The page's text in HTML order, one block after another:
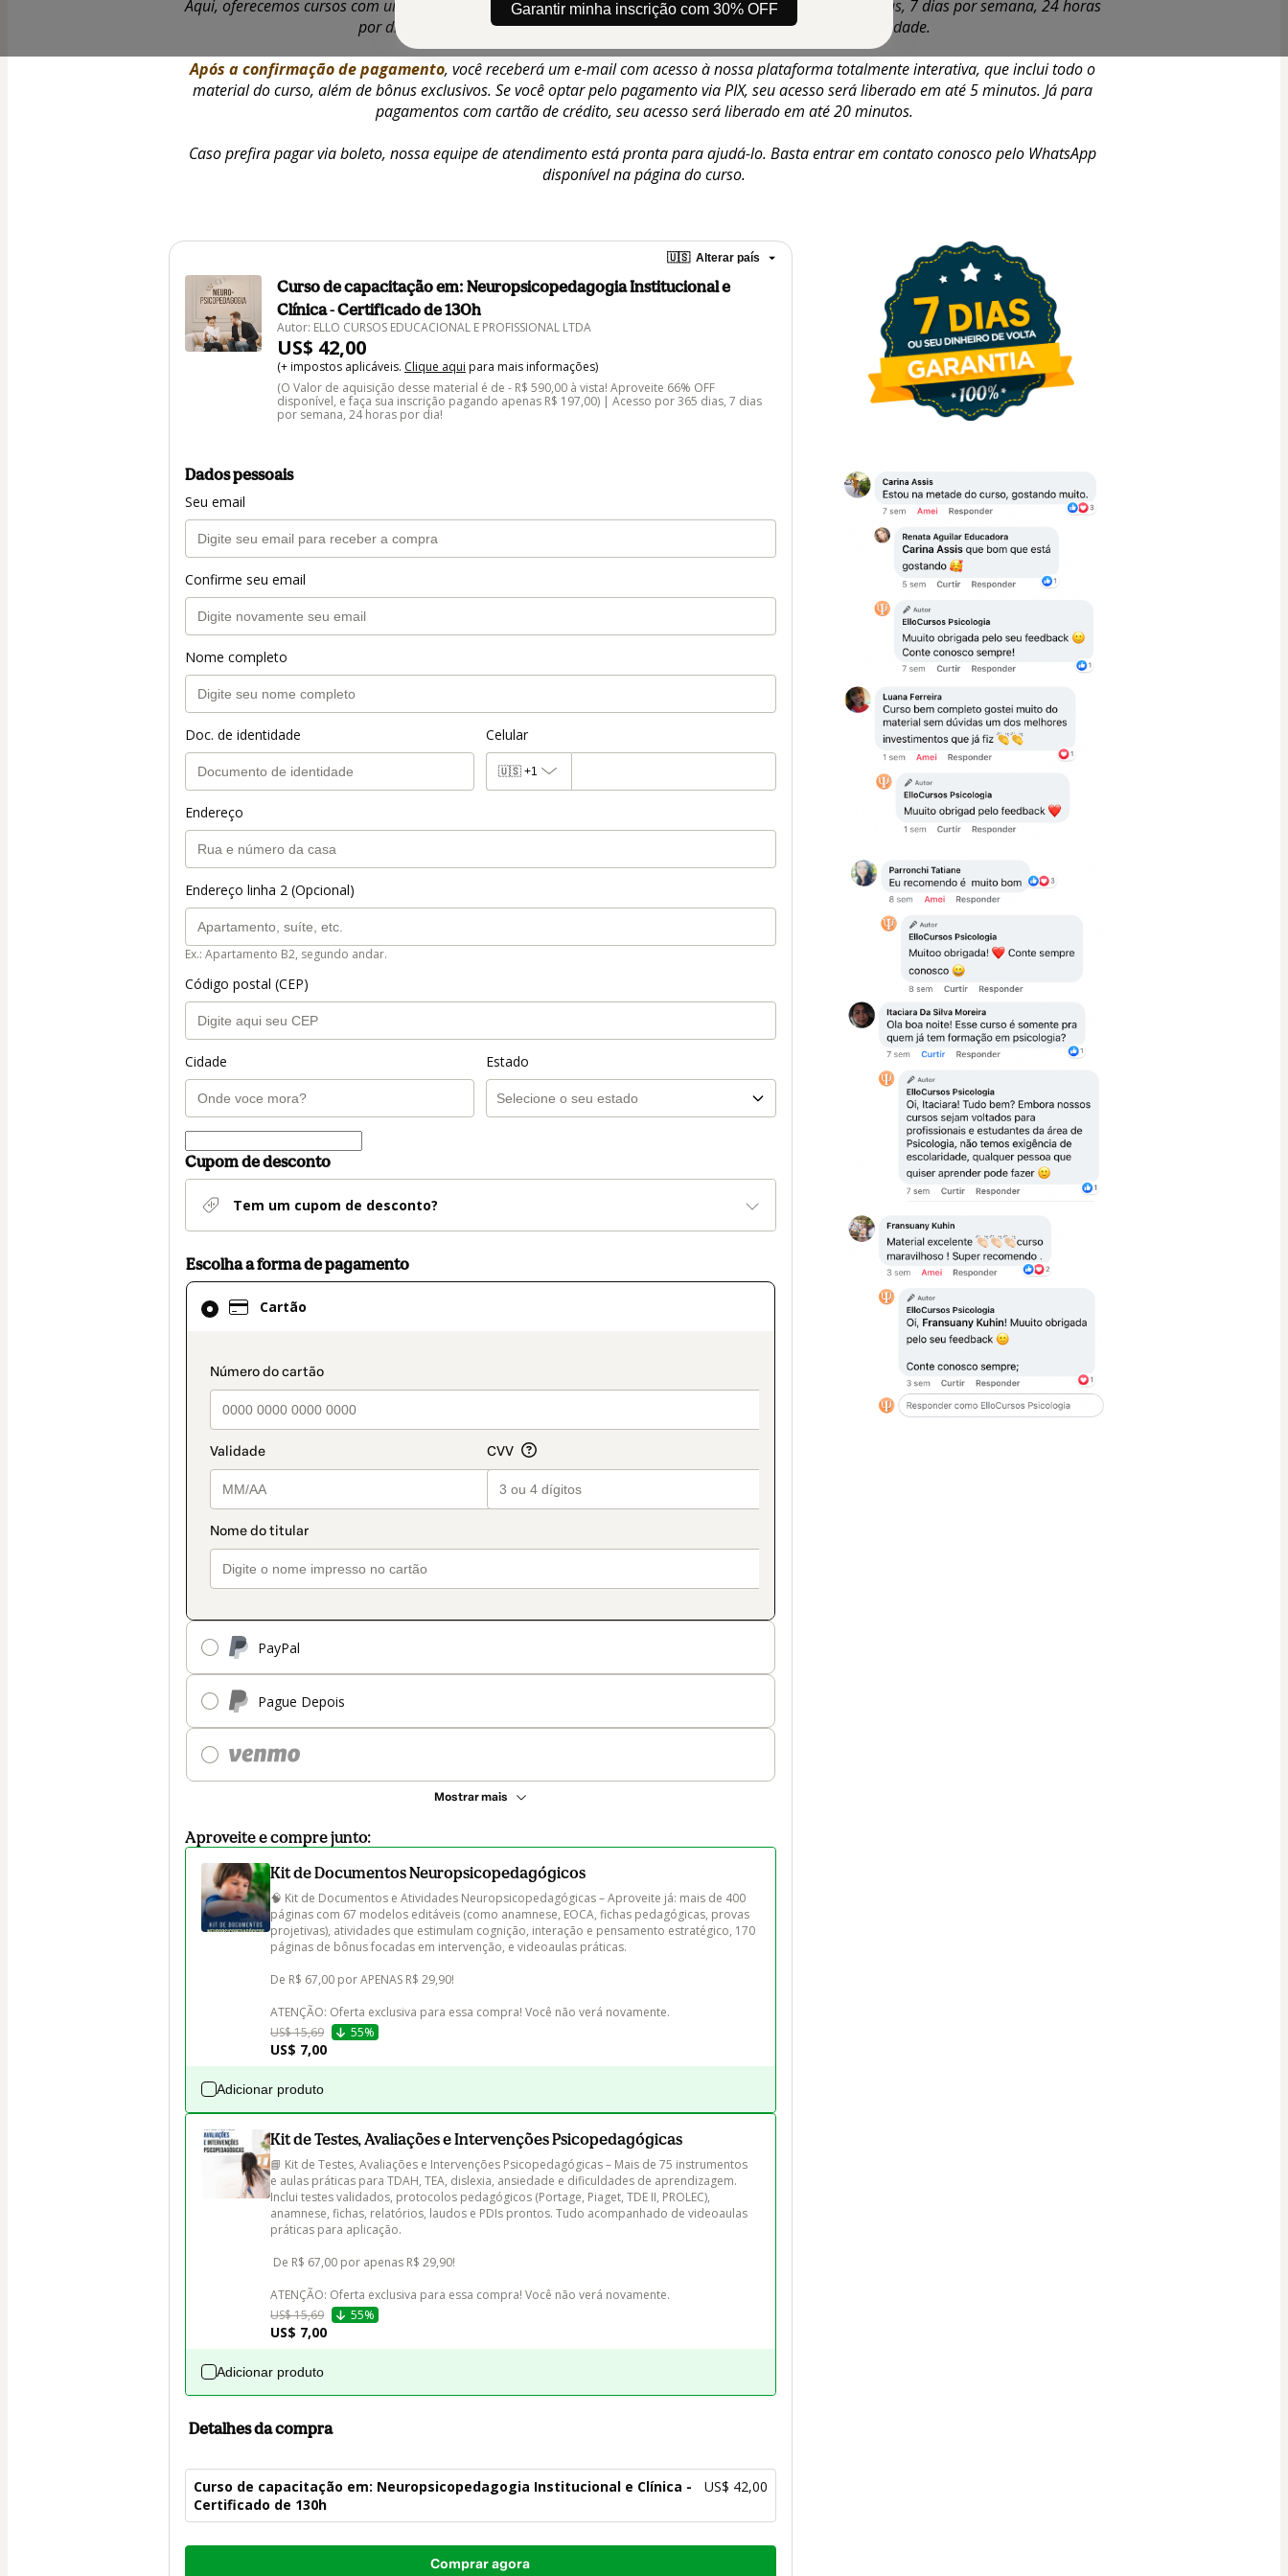
Garantir minha inscrição com 30% OFF
Aqui, oferecemos cursos com uma taxa única, sem mensalidades ou taxas extras. Com acesso por 365 dias, 7 dias por semana, 24 horas
por dia, você pode estudar no seu próprio ritmo e de acordo com sua disponibilidade.
Após a confirmação de pagamento, você receberá um e-mail com acesso à nossa plataforma totalmente interativa, que inclui todo o
material do curso, além de bônus exclusivos. Se você optar pelo pagamento via PIX, seu acesso será liberado em até 5 minutos. Já para
pagamentos com cartão de crédito, seu acesso será liberado em até 20 minutos.
Caso prefira pagar via boleto, nossa equipe de atendimento está pronta para ajudá-lo. Basta entrar em contato conosco pelo WhatsApp
disponível na página do curso.
🇺🇸 Alterar país
Curso de capacitação em: Neuropsicopedagogia Institucional e
Clínica - Certificado de 130h
Autor: ELLO CURSOS EDUCACIONAL E PROFISSIONAL LTDA
US$ 42,00
(+ impostos aplicáveis. Clique aqui para mais informações)
(O Valor de aquisição desse material é de - R$ 590,00 à vista! Aproveite 66% OFF
disponível, e faça sua inscrição pagando apenas R$ 197,00) | Acesso por 365 dias, 7 dias
por semana, 24 horas por dia!
Dados pessoais
Seu email
Confirme seu email
Nome completo
Doc. de identidade Celular
🇺🇸 +1
Endereço
Endereço linha 2 (Opcional)
Ex.: Apartamento B2, segundo andar.
Código postal (CEP)
Cidade Estado
Cupom de desconto
Tem um cupom de desconto?
Escolha a forma de pagamento
Cartão
payment_data.section_title_v2
PayPal
Pague Depois
Mostrar mais
Cartão
selecionado
pagamento
Aproveite e compre junto:
Kit de Documentos Neuropsicopedagógicos
🧠 Kit de Documentos e Atividades Neuropsicopedagógicas – Aproveite já: mais de 400
páginas com 67 modelos editáveis (como anamnese, EOCA, fichas pedagógicas, provas
projetivas), atividades que estimulam cognição, interação e pensamento estratégico, 170
páginas de bônus focadas em intervenção, e videoaulas práticas.
De R$ 67,00 por APENAS R$ 29,90!
ATENÇÃO: Oferta exclusiva para essa compra! Você não verá novamente.
US$ 15,69
55%
US$ 7,00
Adicionar produto
Kit de Testes, Avaliações e Intervenções Psicopedagógicas
📘 Kit de Testes, Avaliações e Intervenções Psicopedagógicas – Mais de 75 instrumentos
e aulas práticas para TDAH, TEA, dislexia, ansiedade e dificuldades de aprendizagem.
Inclui testes validados, protocolos pedagógicos (Portage, Piaget, TDE II, PROLEC),
anamnese, fichas, relatórios, laudos e PDIs prontos. Tudo acompanhado de videoaulas
práticas para aplicação.
ATENÇÃO: Oferta exclusiva para essa compra! Você não verá novamente.
US$ 15,69
55%
US$ 7,00
Adicionar produto
Detalhes da compra
Curso de capacitação em: Neuropsicopedagogia Institucional e Clínica -
Certificado de 130h
US$ 42,00
Total
Comprar agora